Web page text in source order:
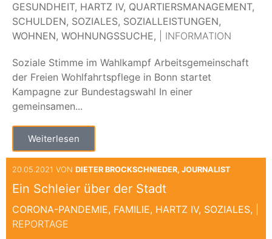
GESUNDHEIT, HARTZ IV, QUARTIERSMANAGEMENT,
SCHULDEN, SOZIALES, SOZIALLEISTUNGEN,
WOHNEN, WOHNUNGSSUCHE, | INFORMATION
Soziale Stimme im Wahlkampf Arbeitsgemeinschaft
der Freien Wohlfahrtspflege in Bonn startet
Kampagne zur Bundestagswahl In einer
gemeinsamen...
Weiterlesen
20.05.2021 VON DIETER BROCKSCHNIEDER, JOURNALIST
Ein Schleier über der Stadt
CORONA-PANDEMIE, FAMILIE, HARTZ IV, SOZIALES,
REPORTAGE